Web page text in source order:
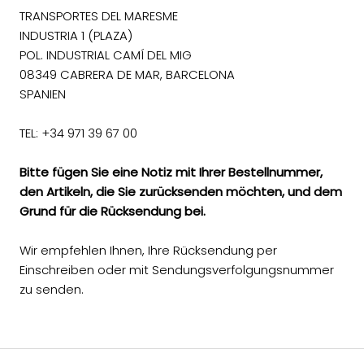
TRANSPORTES DEL MARESME
INDUSTRIA 1 (PLAZA)
POL. INDUSTRIAL CAMÍ DEL MIG
08349 CABRERA DE MAR, BARCELONA
SPANIEN
TEL: +34 971 39 67 00
Bitte fügen Sie eine Notiz mit Ihrer Bestellnummer,
den Artikeln, die Sie zurücksenden möchten, und dem
Grund für die Rücksendung bei.
Wir empfehlen Ihnen, Ihre Rücksendung per
Einschreiben oder mit Sendungsverfolgungsnummer
zu senden.